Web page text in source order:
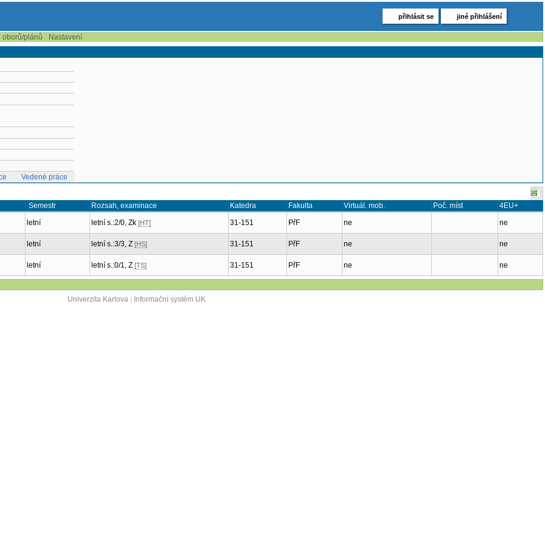
přihlásit se jiné přihlášení
oborů/plánů Nastavení
Vedené práce
Semestr Rozsah, examinace Katedra Fakulta Virtuál. mob. Poč. míst
4EU+
letní letní s.:2/0, Zk [HT] 31-151 PřF ne ne
letní letní s.:3/3, Z [HS] 31-151 PřF ne ne
letní letní s.:0/1, Z [TS] 31-151 PřF ne ne
Univerzita Karlova| Informační systém UK